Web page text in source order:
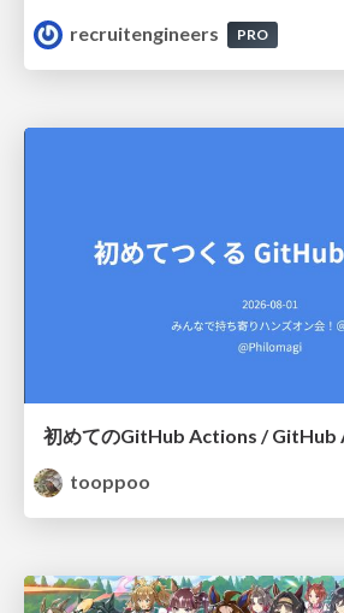
recruitengineers
PRO
初めてのGitHub Actions /
tooppoo